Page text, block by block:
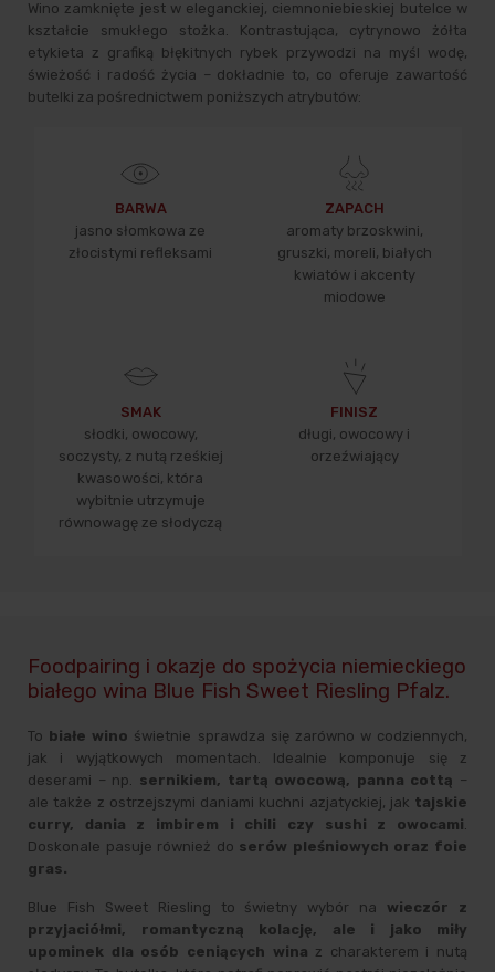
Wino zamknięte jest w eleganckiej, ciemnoniebieskiej butelce w
kształcie smukłego stożka. Kontrastująca, cytrynowo żółta
etykieta z grafiką błękitnych rybek przywodzi na myśl wodę,
świeżość i radość życia – dokładnie to, co oferuje zawartość
butelki za pośrednictwem poniższych atrybutów:
BARWA
jasno słomkowa ze
złocistymi refleksami
ZAPACH
aromaty brzoskwini,
gruszki, moreli, białych
kwiatów i akcenty
miodowe
SMAK
słodki, owocowy,
soczysty, z nutą rześkiej
kwasowości, która
wybitnie utrzymuje
równowagę ze słodyczą
FINISZ
długi, owocowy i
orzeźwiający
Foodpairing i okazje do spożycia niemieckiego
białego wina Blue Fish Sweet Riesling Pfalz.
To białe wino świetnie sprawdza się zarówno w codziennych,
jak i wyjątkowych momentach. Idealnie komponuje się z
deserami – np. sernikiem, tartą owocową, panna cottą –
ale także z ostrzejszymi daniami kuchni azjatyckiej, jak tajskie
curry, dania z imbirem i chili czy sushi z owocami.
Doskonale pasuje również do serów pleśniowych oraz foie
gras.
Blue Fish Sweet Riesling to świetny wybór na wieczór z
przyjaciółmi, romantyczną kolację, ale i jako miły
upominek dla osób ceniących wina z charakterem i nutą